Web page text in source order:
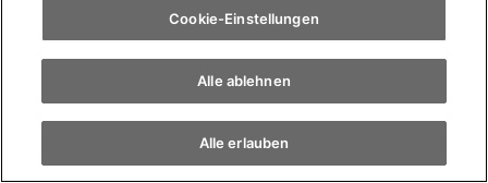
Cookie-Einstellungen
Alle ablehnen
Alle erlauben